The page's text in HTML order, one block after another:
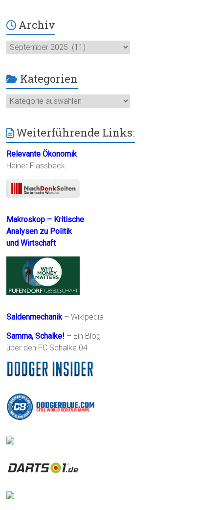
Archiv
Archiv
Kategorien
Kategorien
Weiterführende Links:
Relevante Ökonomik
Heiner Flassbeck
Makroskop – Kritische
Analysen zu Politik
und Wirtschaft
Saldenmechanik– Wikipedia
Samma, Schalke! – Ein Blog
über den FC Schalke 04